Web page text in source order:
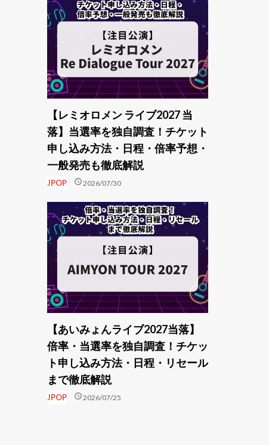
【レミオロメン ライブ2027 当
落】当選率を独自調査！チケット
申し込み方法・日程・倍率予想・
一般発売も徹底解説
JPOP schedule2026/07/30
【あいみょんライブ2027当落】
倍率・当選率を独自調査！チケッ
ト申し込み方法・日程・リセール
まで徹底解説
JPOP schedule2026/07/25